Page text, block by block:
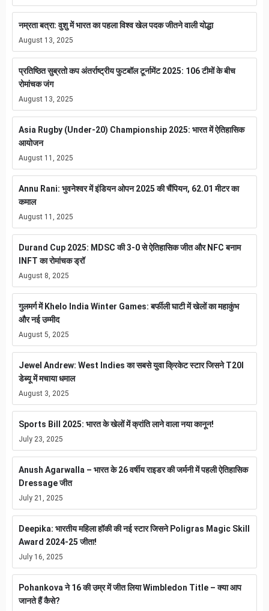
नम्रता बत्रा: वुशु में भारत का पहला विश्व खेल पदक जीतने वाली योद्धा
August 13, 2025
प्रतिष्ठित सुब्रतो कप अंतर्राष्ट्रीय फुटबॉल टूर्नामेंट 2025: 106 टीमों के बीच
रोमांचक जंग
August 13, 2025
Asia Rugby (Under-20) Championship 2025: भारत में ऐतिहासिक
आयोजन
August 11, 2025
Annu Rani: भुवनेश्वर में इंडियन ओपन 2025 की चैंपियन, 62.01 मीटर का
कमाल
August 11, 2025
Durand Cup 2025: MDSC की 3-0 से ऐतिहासिक जीत और NFC बनाम
INFT का रोमांचक ड्रॉ
August 8, 2025
गुलमर्ग में Khelo India Winter Games: बर्फीली घाटी में खेलों का महाकुंभ
और नई उम्मीद
August 5, 2025
Jewel Andrew: West Indies का सबसे युवा क्रिकेट स्टार जिसने T20I
डेब्यू में मचाया धमाल
August 3, 2025
Sports Bill 2025: भारत के खेलों में क्रांति लाने वाला नया कानून!
July 23, 2025
Anush Agarwalla – भारत के 26 वर्षीय राइडर की जर्मनी में पहली ऐतिहासिक
Dressage जीत
July 21, 2025
Deepika: भारतीय महिला हॉकी की नई स्टार जिसने Poligras Magic Skill
Award 2024-25 जीता!
July 16, 2025
Pohankova ने 16 की उम्र में जीत लिया Wimbledon Title – क्या आप
जानते हैं कैसे?